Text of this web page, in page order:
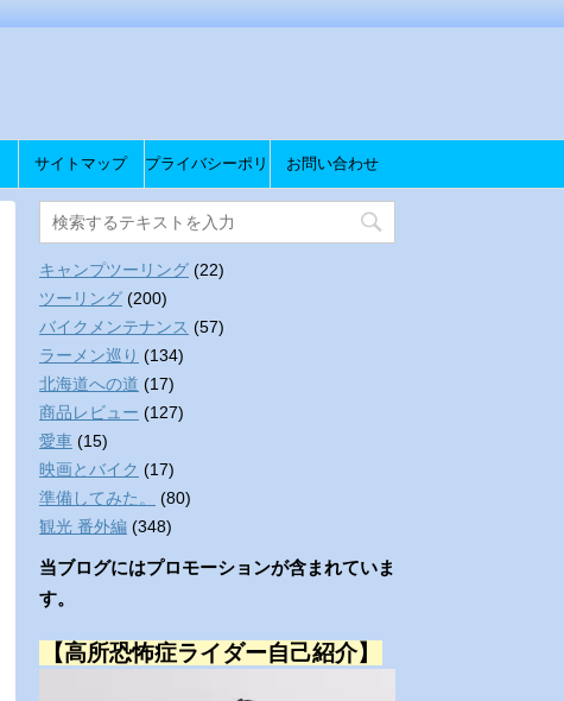
サイトマップ プライバシーポリ
シー
お問い合わせ
キャンプツーリング (22)
ツーリング (200)
バイクメンテナンス (57)
ラーメン巡り (134)
北海道への道 (17)
商品レビュー (127)
愛車 (15)
映画とバイク (17)
準備してみた。
(80)
観光 番外編 (348)
当ブログにはプロモーションが含まれていま
す。
【高所恐怖症ライダー自己紹介】